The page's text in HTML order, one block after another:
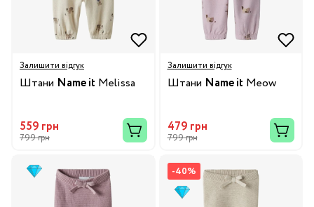
Залишити відгук
Штани Name it Melissa
559 грн
799 грн
Залишити відгук
Штани Name it Meow
479 грн
799 грн
-40%